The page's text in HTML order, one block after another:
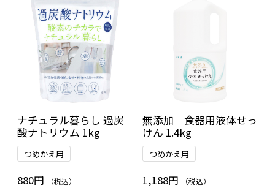
ナチュラル暮らし 過炭
酸ナトリウム 1kg
つめかえ用
880円 （税込）
無添加 食器用液体せっ
けん 1.4kg
つめかえ用
1,188円 （税込）